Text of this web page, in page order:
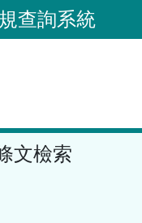
查詢系統
文檢索